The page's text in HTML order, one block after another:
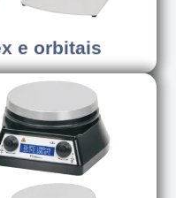
e orbitais